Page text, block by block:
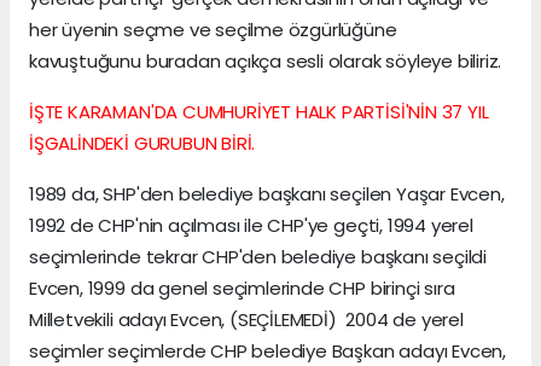
her üyenin seçme ve seçilme özgürlüğüne
kavuştuğunu buradan açıkça sesli olarak söyleye biliriz.
İŞTE KARAMAN'DA CUMHURİYET HALK PARTİSİ'NİN 37 YIL
İŞGALİNDEKİ GURUBUN BİRİ.
1989 da, SHP'den belediye başkanı seçilen Yaşar Evcen,
1992 de CHP'nin açılması ile CHP'ye geçti, 1994 yerel
seçimlerinde tekrar CHP'den belediye başkanı seçildi
Evcen, 1999 da genel seçimlerinde CHP birinçi sıra
Milletvekili adayı Evcen, (SEÇİLEMEDİ) 2004 de yerel
seçimler seçimlerde CHP belediye Başkan adayı Evcen,